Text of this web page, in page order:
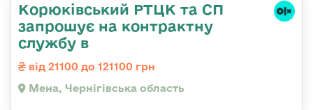
Корюківський РТЦК та СП
запрошує на контрактну
службу в
від 21100 до 121100 грн
Мена, Чернігівська область